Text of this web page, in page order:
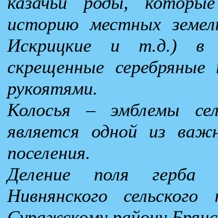
историю местных
Искрицкие и т.д.) в
скрещенные
рукоятями.
Колосья – эмблемы
является одной из
поселения.
Деление поля герба
Нивнянского